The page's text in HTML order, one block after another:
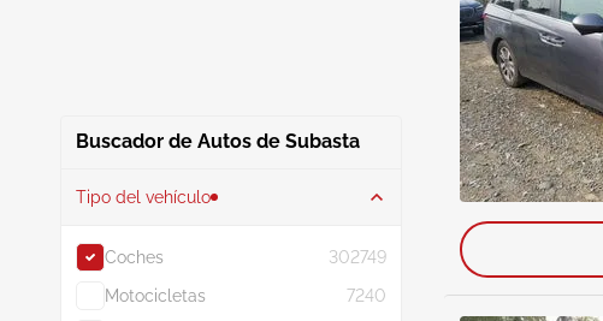
Buscador de Autos de Subasta
Tipo del vehículo
Coches
302749
Motocicletas
7240